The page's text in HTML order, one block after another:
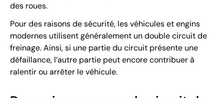
des roues.
Pour des raisons de sécurité, les véhicules et engins
modernes utilisent généralement un double circuit de
freinage. Ainsi, si une partie du circuit présente une
défaillance, l’autre partie peut encore contribuer à
ralentir ou arrêter le véhicule.